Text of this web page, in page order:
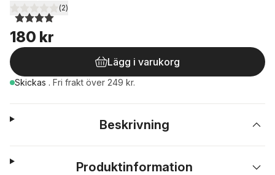
4,0utav 5 stjärnor. Totalt antal röster:
(2)
180 kr
Lägg i varukorg
Skickas . Fri frakt över 249 kr.
Beskrivning
Produktinformation